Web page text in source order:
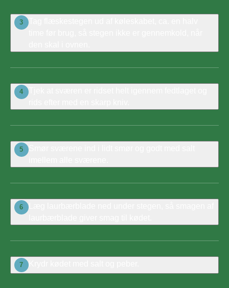
3
Tag flæskestegen ud af køleskabet, ca. en halv
4
Tjek at sværen er ridset helt igennem fedtlaget og
5
Smør sværene ind i lidt smør og godt med salt
6
Læg laurbærblade ned under stegen, så smagen af
7 Krydr kødet med salt og peber.